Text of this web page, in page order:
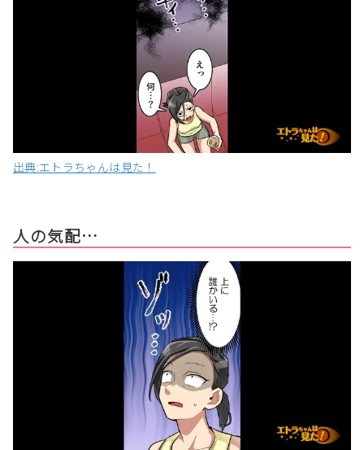
出典:エトラちゃんは見た！
人の気配…